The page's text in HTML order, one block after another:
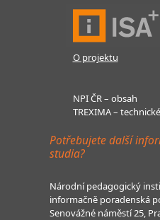
O projektu
NPI ČR – obsah
TREXIMA –
Potřebujete další
studia?
Národní pedagogický
informačně poradenská
Senovážné náměstí 25,